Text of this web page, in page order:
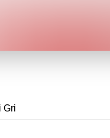
Gri